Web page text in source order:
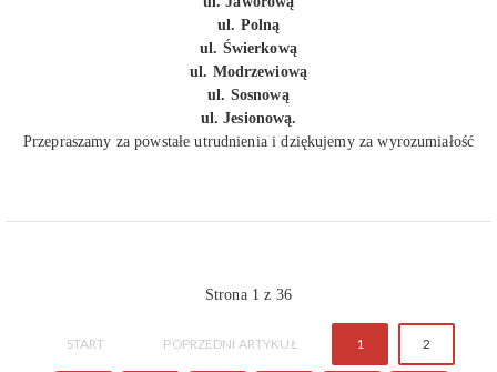
ul. Polną
ul. Świerkową
ul. Modrzewiową
ul. Sosnową
ul. Jesionową.
Przepraszamy za powstałe utrudnienia i dziękujemy za wyrozumiałość
Strona 1 z 36
START POPRZEDNI ARTYKUŁ 1 2